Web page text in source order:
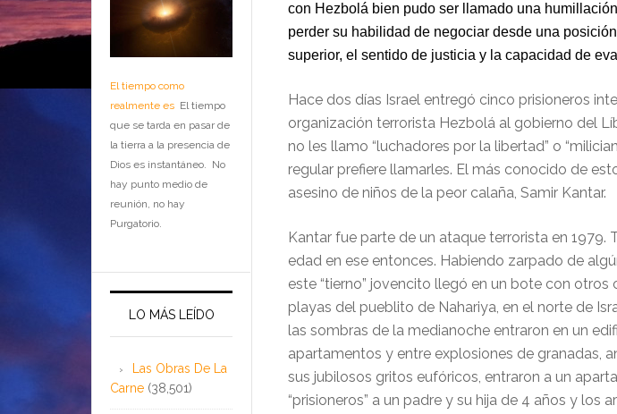
con Hezbolá bien pudo ser llamado una
perder su habilidad de negociar desde una
superior, el sentido de justicia y la capacidad de
Hace dos días Israel entregó cinco prisioneros
organización terrorista Hezbolá al gobierno del
no les llamo “luchadores por la libertad” o
regular prefiere llamarles. El más conocido de
asesino de niños de la peor calaña, Samir Kantar.
Kantar fue parte de un ataque terrorista en 1979.
edad en ese entonces. Habiendo zarpado de
este “tierno” jovencito llegó en un bote con otros
playas del pueblito de Nahariya, en el norte de
las sombras de la medianoche entraron en un
apartamentos y entre explosiones de granadas,
sus jubilosos gritos eufóricos, entraron a un
“prisioneros” a un padre y su hija de 4 años y los
El tiempo como
realmente es El tiempo
que se tarda en pasar de
la tierra a la presencia de
Dios es instantáneo. No
hay punto medio de
reunión, no hay
Purgatorio.
LO MÁS LEÍDO
Las Obras De La
Carne (38,501)